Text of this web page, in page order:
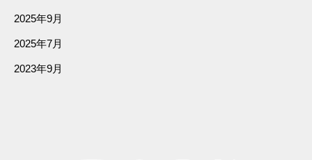
2025年9月
2025年7月
2023年9月